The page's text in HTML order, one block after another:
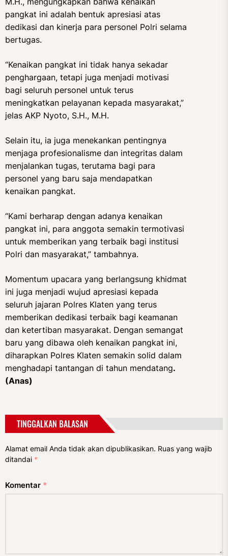
pangkat ini adalah bentuk apresiasi atas
dedikasi dan kinerja para personel Polri selama
bertugas.
“Kenaikan pangkat ini tidak hanya sekadar
penghargaan, tetapi juga menjadi motivasi
bagi seluruh personel untuk terus
meningkatkan pelayanan kepada masyarakat,”
jelas AKP Nyoto, S.H., M.H.
Selain itu, ia juga menekankan pentingnya
menjaga profesionalisme dan integritas dalam
menjalankan tugas, terutama bagi para
personel yang baru saja mendapatkan
kenaikan pangkat.
“Kami berharap dengan adanya kenaikan
pangkat ini, para anggota semakin termotivasi
untuk memberikan yang terbaik bagi institusi
Polri dan masyarakat,” tambahnya.
Momentum upacara yang berlangsung khidmat
ini juga menjadi wujud apresiasi kepada
seluruh jajaran Polres Klaten yang terus
memberikan dedikasi terbaik bagi keamanan
dan ketertiban masyarakat. Dengan semangat
baru yang dibawa oleh kenaikan pangkat ini,
diharapkan Polres Klaten semakin solid dalam
menghadapi tantangan di tahun mendatang.
(Anas)
TINGGALKAN BALASAN
Alamat email Anda tidak akan dipublikasikan. Ruas yang wajib
ditandai *
Komentar *